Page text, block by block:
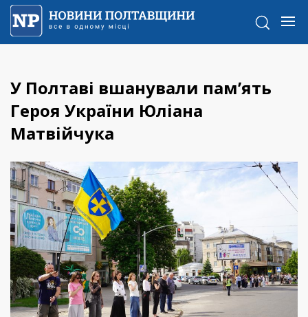
У Полтаві вшанували пам’ять
Героя України Юліана
Матвійчука